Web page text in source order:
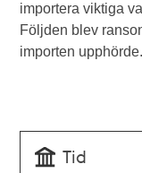
importera viktiga
Följden blev
importen upphörde.
Tid